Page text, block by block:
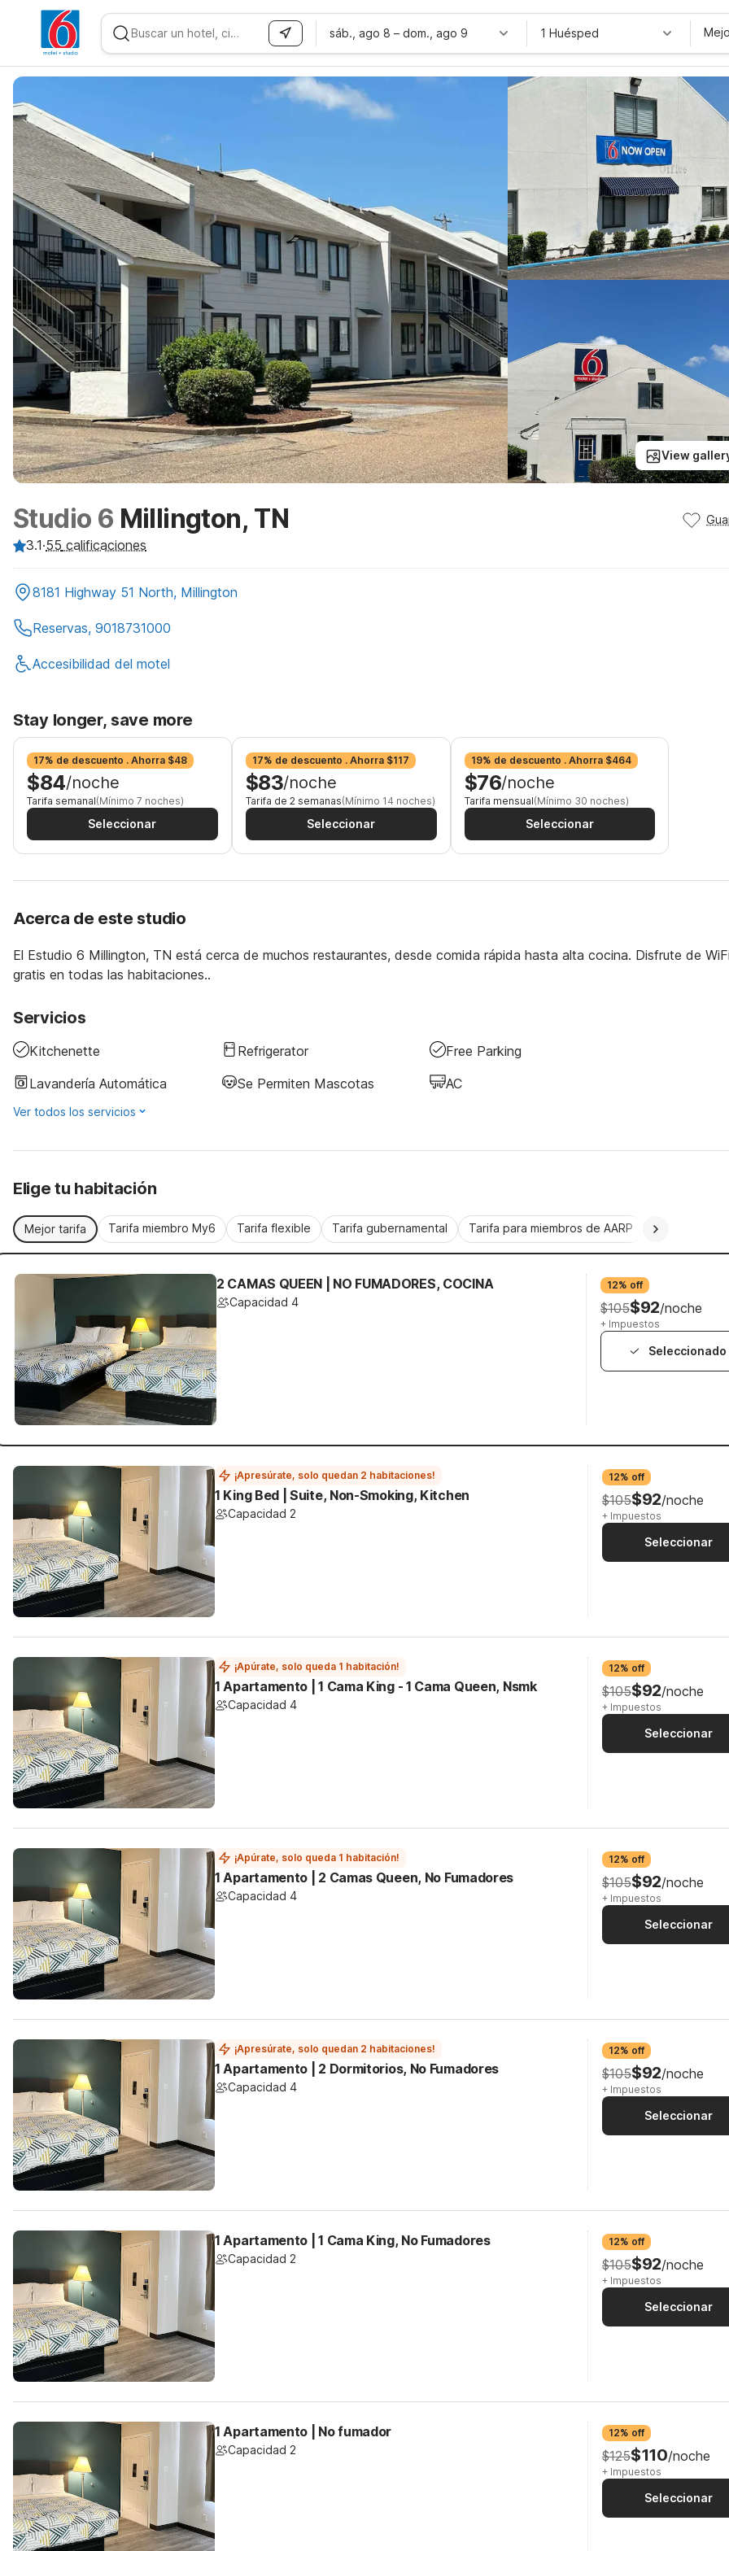
sáb., ago 8 – dom., ago 9 1 Huésped
View
Studio 6 Millington, TN
3.1·55 calificaciones
8181 Highway 51 North, Millington
Reservas, 9018731000
Accesibilidad del motel
Stay longer, save more
17% de descuento . Ahorra $48
$84/noche
Tarifa semanal(Mínimo 7 noches)
Seleccionar
17% de descuento . Ahorra $117
$83/noche
Tarifa de 2 semanas(Mínimo 14 noches)
Seleccionar
19% de descuento . Ahorra $464
$76/noche
Tarifa mensual(Mínimo 30 noches)
Seleccionar
Acerca de este studio
El Estudio 6 Millington, TN está cerca de muchos restaurantes, desde comida rápida hasta alta cocina. Disfrute de WiFi
gratis en todas las habitaciones..
Servicios
Kitchenette Refrigerator
Free Parking
Lavandería Automática
Se Permiten Mascotas AC
Ver todos los servicios
Elige tu habitación
Mejor tarifa Tarifa miembro My6 Tarifa flexible Tarifa gubernamental Tarifa para miembros de AARP
2 CAMAS QUEEN | NO FUMADORES, COCINA
Capacidad 4
12% off
$105$92/noche
+ Impuestos
Seleccionado
¡Apresúrate, solo quedan 2 habitaciones!
1 King Bed | Suite, Non-Smoking, Kitchen
Capacidad 2
12% off
$105$92/noche
+ Impuestos
Seleccionar
¡Apúrate, solo queda 1 habitación!
1 Apartamento | 1 Cama King - 1 Cama Queen, Nsmk
Capacidad 4
12% off
$105$92/noche
+ Impuestos
Seleccionar
¡Apúrate, solo queda 1 habitación!
1 Apartamento | 2 Camas Queen, No Fumadores
Capacidad 4
12% off
$105$92/noche
+ Impuestos
Seleccionar
¡Apresúrate, solo quedan 2 habitaciones!
1 Apartamento | 2 Dormitorios, No Fumadores
Capacidad 4
12% off
$105$92/noche
+ Impuestos
Seleccionar
1 Apartamento | 1 Cama King, No Fumadores
Capacidad 2
12% off
$105$92/noche
+ Impuestos
Seleccionar
1 Apartamento | No fumador
Capacidad 2
12% off
$125$110/noche
+ Impuestos
Seleccionar